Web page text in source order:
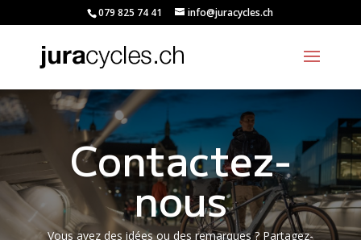
079 825 74 41 info@juracycles.ch
Contactez-
nous
Vous avez des idées ou des remarques ? Partagez-